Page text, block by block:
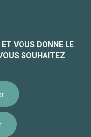
VOUS DONNE LE
SOUHAITEZ